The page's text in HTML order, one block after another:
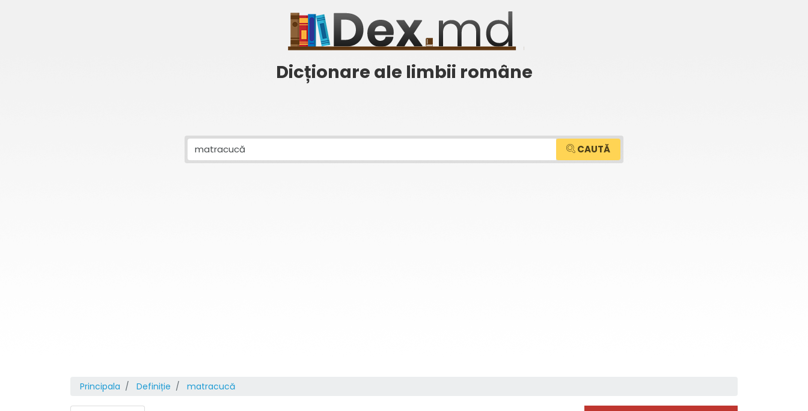
Dicționare ale limbii române
CAUTĂ
Principala Definiție matracucă